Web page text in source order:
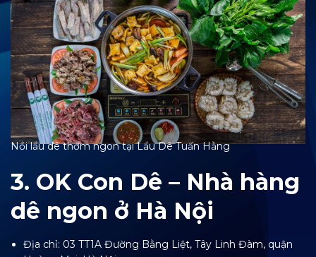
Nồi lẩu dê thơm ngon tại Lẩu Dê Tuấn Hằng
3. OK Con Dê – Nhà hàng
dê ngon ở Hà Nội
Địa chỉ: 03 TT1A Đường Bằng Liệt, Tây Linh Đàm, quận